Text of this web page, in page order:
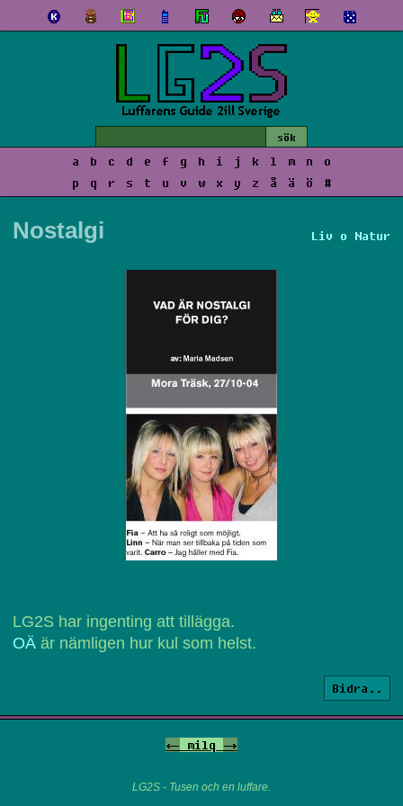
a b c d e f g h i j k l m n
o
p
q r s t u v w x y z å ä ö #
Liv o Natur
Nostalgi
LG2S har ingenting att tillägga.
OÄ är nämligen hur kul som helst.
Bidra..
<- milq ->
LG2S - Tusen och en luffare.